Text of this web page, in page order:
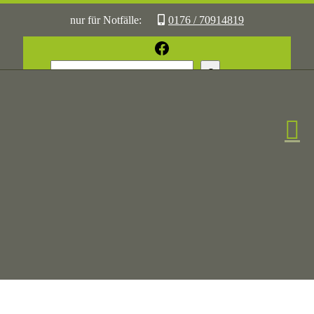
nur für Notfälle: 0176 / 70914819
05361 / 3070775
Facebook